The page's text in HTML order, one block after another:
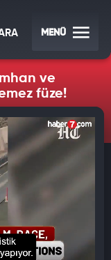
MENÜ
ve
füze!